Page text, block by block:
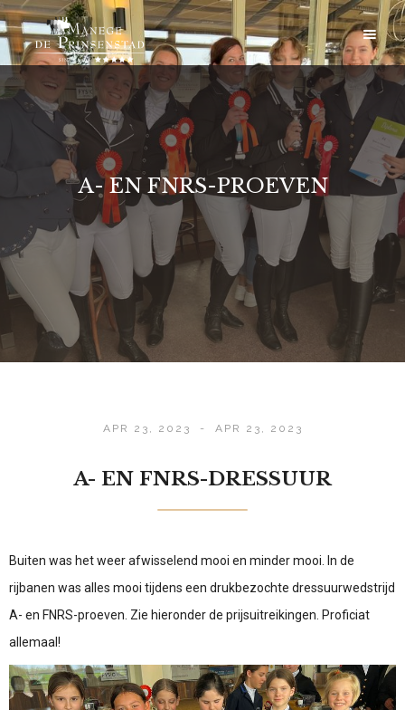
A- EN FNRS-PROEVEN
APR 23, 2023 - APR 23, 2023
A- EN FNRS-DRESSUUR
Buiten was het weer afwisselend mooi en minder mooi. In de
rijbanen was alles mooi tijdens een drukbezochte dressuurwedstrijd
A- en FNRS-proeven. Zie hieronder de prijsuitreikingen. Proficiat
allemaal!